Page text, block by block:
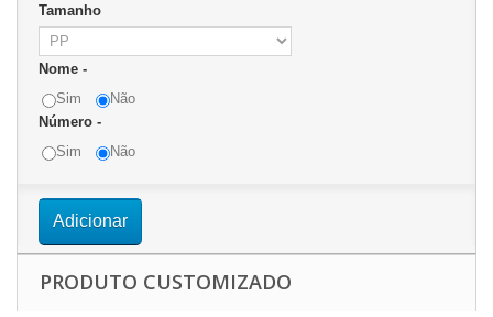
Tamanho
Nome -
Sim
Não
Número -
Sim
Não
Adicionar
PRODUTO CUSTOMIZADO